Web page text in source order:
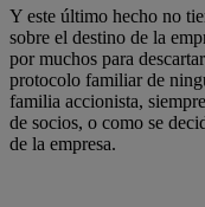
Y este último hecho no
sobre el destino de la
por muchos para
protocolo familiar de
familia accionista,
de socios, o como se
de la empresa.